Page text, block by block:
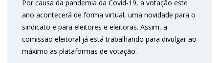
Por causa da pandemia da Covid-19, a votação este
ano acontecerá de forma virtual, uma novidade para o
sindicato e para eleitores e eleitoras. Assim, a
comissão eleitoral já está trabalhando para divulgar ao
máximo as plataformas de votação.